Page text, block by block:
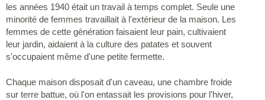
les années 1940 était un travail à temps complet. Seule une
minorité de femmes travaillait à l'extérieur de la maison. Les
femmes de cette génération faisaient leur pain, cultivaient
leur jardin, aidaient à la culture des patates et souvent
s'occupaient même d'une petite fermette.
Chaque maison disposait d'un caveau, une chambre froide
sur terre battue, où l'on entassait les provisions pour l'hiver,